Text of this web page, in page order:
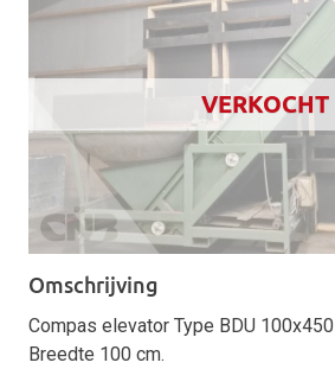
VERKOCHT
Omschrijving
Compas elevator Type BDU 100x450
Breedte 100 cm.